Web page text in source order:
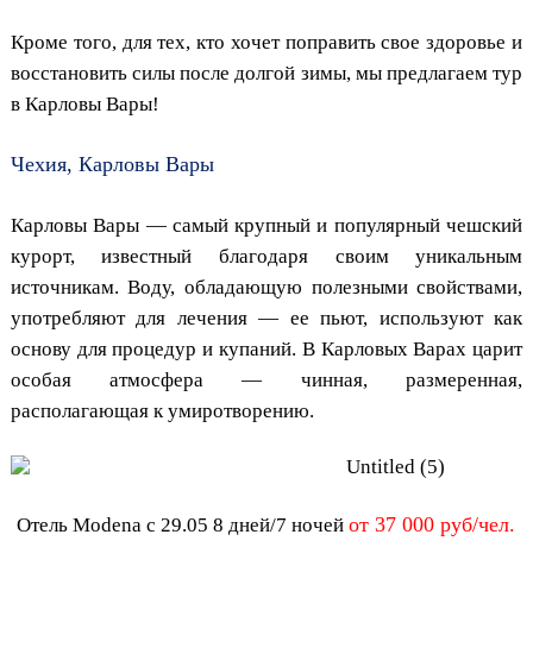
Кроме того, для тех, кто хочет поправить свое здоровье и
восстановить силы после долгой зимы, мы предлагаем тур
в Карловы Вары!
Чехия, Карловы Вары
Карловы Вары — самый крупный и популярный чешский
курорт, известный благодаря своим уникальным
источникам. Воду, обладающую полезными свойствами,
употребляют для лечения — ее пьют, используют как
основу для процедур и купаний. В Карловых Варах царит
особая атмосфера — чинная, размеренная,
располагающая к умиротворению.
Отель Modena с 29.05 8 дней/7 ночейот 37 000 руб/чел.